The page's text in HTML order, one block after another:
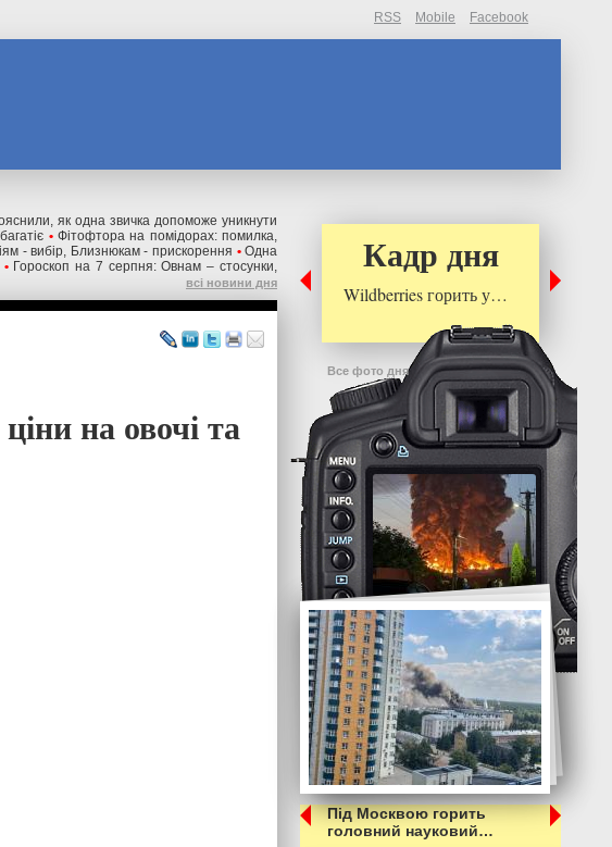
RSS Mobile Facebook
як одна звичка допоможе уникнути
• Фітофтора на помідорах: помилка,
- вибір, Близнюкам - прискорення • Одна
• Гороскоп на 7 серпня: Овнам – стосунки,
всі новини дня
на овочі та
Кадр дня
Wildberries горить у…
Все фото дня
Під Москвою горить
головний науковий…